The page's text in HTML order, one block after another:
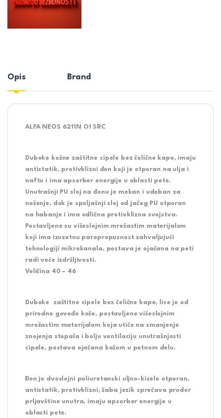
Opis Brand
ALFA NEOS 6211N O1 SRC
Duboke kožne zaštitne cipele bez čelične kape, imaju
antistatik, protivklizni đon koji je otporan na ulja i
naftu i ima apsorber energije u oblasti pete.
Unutrašnji PU sloj na đonu je mekan i udoban za
nošenje, dok je spoljašnji sloj od jačeg PU otporan
na habanje i ima odlična protivklizna svojstva.
Postavljene su višeslojnim mrežastim materijalom
koji ima izuzetnu paropropusnost zahvaljujući
tehnologiji mikrokanala, postava je ojačana na peti
radi veće izdržljivosti.
Veličina 40 – 46
Duboke zaštitne cipele bez čelične kape, lice je od
prirodne goveđe kože, postavljene višeslojnim
mrežastim materijalom koja utiče na smanjenje
znojenja stopala i bolju ventilaciju unutrašnjosti
cipele, postava ojačana kožom u petnom delu.
Đon je dvoslojni poliuretanski uljno-kiselo otporan,
antistatik, protivklizni, žaba jezik sprečava prodor
prljavštine unutra, imaju apsorber energije u
oblasti pete.